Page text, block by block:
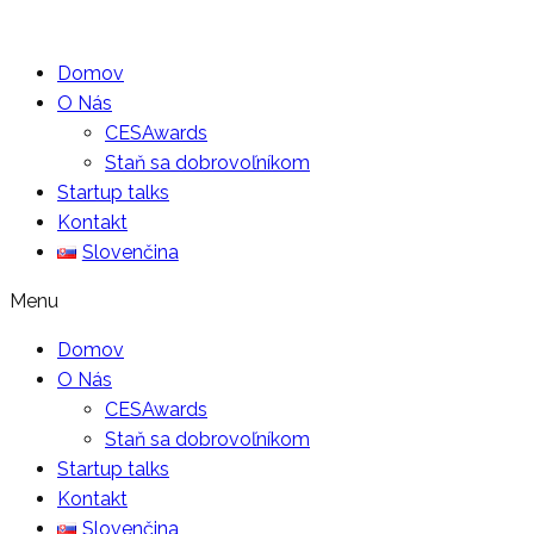
Domov
O Nás
CESAwards
Staň sa dobrovoľníkom
Startup talks
Kontakt
Slovenčina
Menu
Domov
O Nás
CESAwards
Staň sa dobrovoľníkom
Startup talks
Kontakt
Slovenčina